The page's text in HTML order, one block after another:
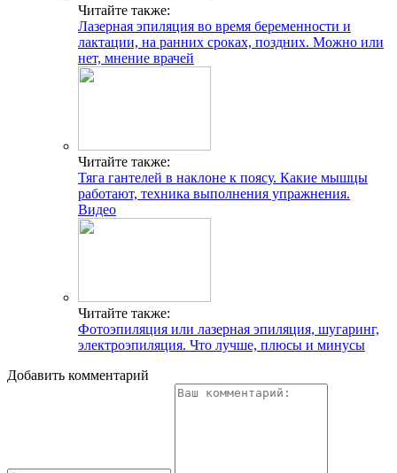
Читайте также:
Лазерная эпиляция во время беременности и
лактации, на ранних сроках, поздних. Можно или
нет, мнение врачей
Читайте также:
Тяга гантелей в наклоне к поясу. Какие мышцы
работают, техника выполнения упражнения.
Видео
Читайте также:
Фотоэпиляция или лазерная эпиляция, шугаринг,
электроэпиляция. Что лучше, плюсы и минусы
Добавить комментарий